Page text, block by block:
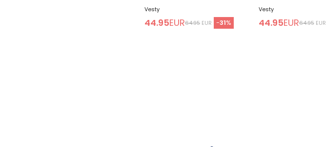
Vesty
44.95EUR64.95 EUR -31%
Vesty
44.95EUR64.95EUR